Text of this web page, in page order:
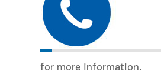
for more information.